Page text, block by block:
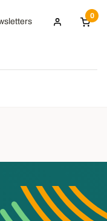
0